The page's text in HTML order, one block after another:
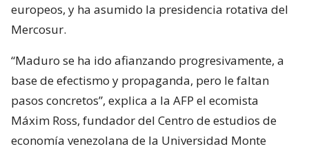
europeos, y ha asumido la presidencia rotativa del
Mercosur.
“Maduro se ha ido afianzando progresivamente, a
base de efectismo y propaganda, pero le faltan
pasos concretos”, explica a la AFP el ecomista
Máxim Ross, fundador del Centro de estudios de
economía venezolana de la Universidad Monte